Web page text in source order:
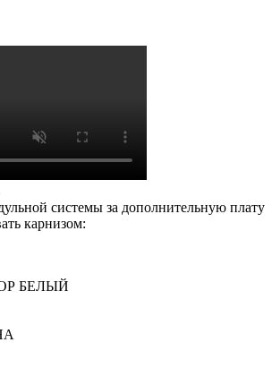
системы за дополнительную плату
карнизом:
БЕЛЫЙ